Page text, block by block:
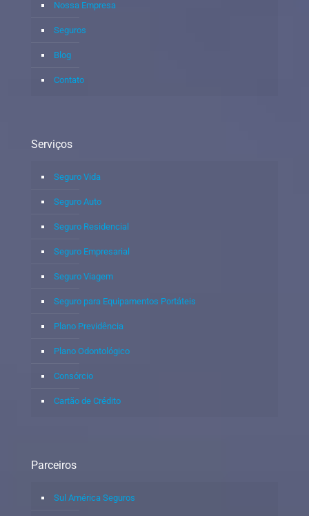
Nossa Empresa
Seguros
Blog
Contato
Serviços
Seguro Vida
Seguro Auto
Seguro Residencial
Seguro Empresarial
Seguro Viagem
Seguro para Equipamentos Portáteis
Plano Previdência
Plano Odontológico
Consórcio
Cartão de Crédito
Parceiros
Sul América Seguros